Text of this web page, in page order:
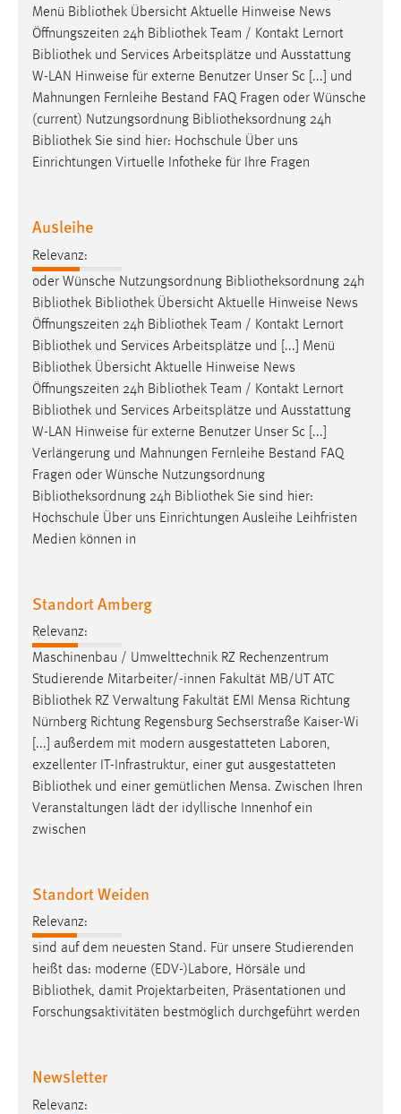
Menü Bibliothek Übersicht Aktuelle Hinweise News
Öffnungszeiten 24h Bibliothek Team / Kontakt Lernort
Bibliothek und Services Arbeitsplätze und Ausstattung
W-LAN Hinweise für externe Benutzer Unser Sc [...] und
Mahnungen Fernleihe Bestand FAQ Fragen oder Wünsche
(current) Nutzungsordnung Bibliotheksordnung 24h
Bibliothek Sie sind hier: Hochschule Über uns
Einrichtungen Virtuelle Infotheke für Ihre Fragen
Ausleihe
Relevanz:
oder Wünsche Nutzungsordnung Bibliotheksordnung 24h
Bibliothek Bibliothek Übersicht Aktuelle Hinweise News
Öffnungszeiten 24h Bibliothek Team / Kontakt Lernort
Bibliothek und Services Arbeitsplätze und [...] Menü
Bibliothek Übersicht Aktuelle Hinweise News
Öffnungszeiten 24h Bibliothek Team / Kontakt Lernort
Bibliothek und Services Arbeitsplätze und Ausstattung
W-LAN Hinweise für externe Benutzer Unser Sc [...]
Verlängerung und Mahnungen Fernleihe Bestand FAQ
Fragen oder Wünsche Nutzungsordnung
Bibliotheksordnung 24h Bibliothek Sie sind hier:
Hochschule Über uns Einrichtungen Ausleihe Leihfristen
Medien können in
Standort Amberg
Relevanz:
Maschinenbau / Umwelttechnik RZ Rechenzentrum
Studierende Mitarbeiter/-innen Fakultät MB/UT ATC
Bibliothek RZ Verwaltung Fakultät EMI Mensa Richtung
Nürnberg Richtung Regensburg Sechserstraße Kaiser-Wi
[...] außerdem mit modern ausgestatteten Laboren,
exzellenter IT-Infrastruktur, einer gut ausgestatteten
Bibliothek und einer gemütlichen Mensa. Zwischen Ihren
Veranstaltungen lädt der idyllische Innenhof ein
zwischen
Standort Weiden
Relevanz:
sind auf dem neuesten Stand. Für unsere Studierenden
heißt das: moderne (EDV-)Labore, Hörsäle und
Bibliothek, damit Projektarbeiten, Präsentationen und
Forschungsaktivitäten bestmöglich durchgeführt werden
Newsletter
Relevanz: